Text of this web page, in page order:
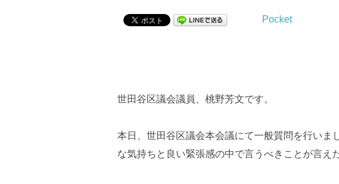
Pocket
世田谷区議会議員、桃野芳文です。
本日、世田谷区議会本会議にて一般質問を行いま
な気持ちと良い緊張感の中で言うべきことが言え